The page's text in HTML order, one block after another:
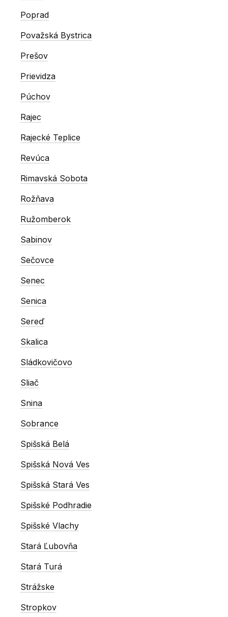
Poprad
Považská Bystrica
Prešov
Prievidza
Púchov
Rajec
Rajecké Teplice
Revúca
Rimavská Sobota
Rožňava
Ružomberok
Sabinov
Sečovce
Senec
Senica
Sereď
Skalica
Sládkovičovo
Sliač
Snina
Sobrance
Spišská Belá
Spišská Nová Ves
Spišská Stará Ves
Spišské Podhradie
Spišské Vlachy
Stará Ľubovňa
Stará Turá
Strážske
Stropkov